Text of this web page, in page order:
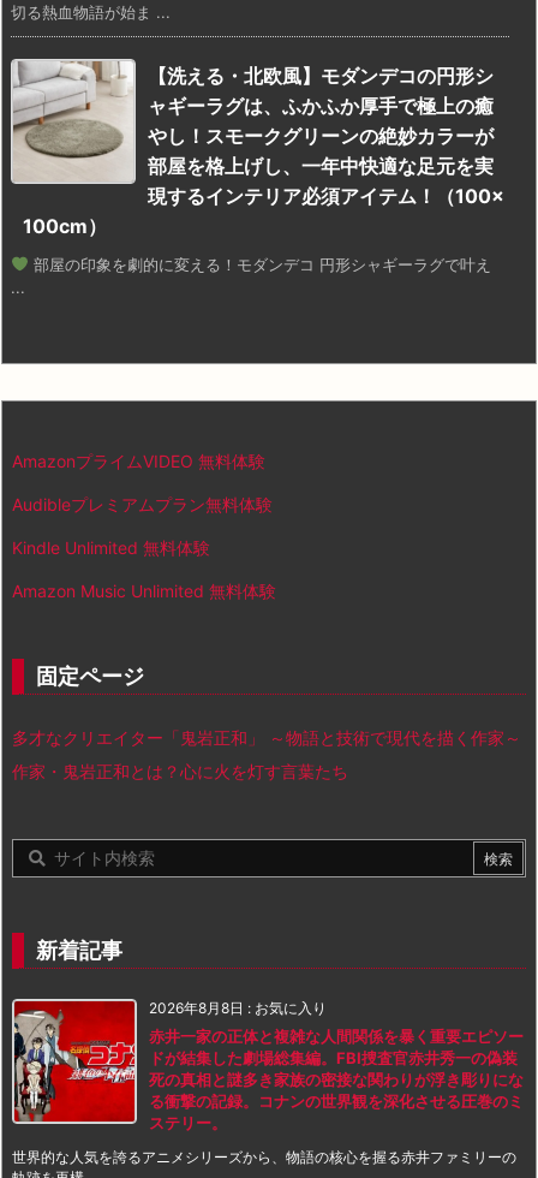
切る熱血物語が始ま ...
【洗える・北欧風】モダンデコの円形シ
ャギーラグは、ふかふか厚手で極上の癒
やし！スモークグリーンの絶妙カラーが
部屋を格上げし、一年中快適な足元を実
現するインテリア必須アイテム！（100×
100cm）
部屋の印象を劇的に変える！モダンデコ 円形シャギーラグで叶え
...
AmazonプライムVIDEO 無料体験
Audibleプレミアムプラン無料体験
Kindle Unlimited 無料体験
Amazon Music Unlimited 無料体験
固定ページ
多才なクリエイター「鬼岩正和」 ～物語と技術で現代を描く作家～
作家・鬼岩正和とは？心に火を灯す言葉たち
新着記事
2026年8月8日 : お気に入り
赤井一家の正体と複雑な人間関係を暴く重要エピソー
ドが結集した劇場総集編。FBI捜査官赤井秀一の偽装
死の真相と謎多き家族の密接な関わりが浮き彫りにな
る衝撃の記録。コナンの世界観を深化させる圧巻のミ
ステリー。
世界的な人気を誇るアニメシリーズから、物語の核心を握る赤井ファミリーの